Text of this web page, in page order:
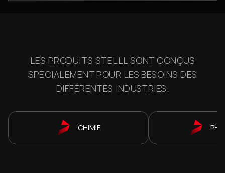
LES PRODUITS STELLL SONT CONÇUS
SPÉCIALEMENT POUR LES BESOINS DES
DIFFÉRENTES INDUSTRIES.
CHIMIE